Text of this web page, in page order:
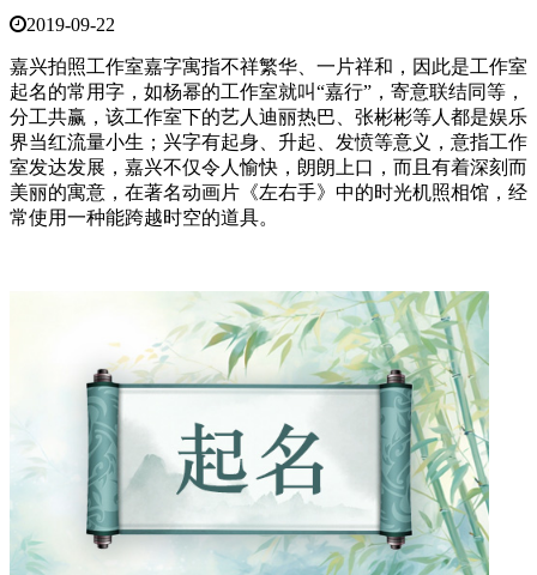
2019-09-22
嘉兴拍照工作室嘉字寓指不祥繁华、一片祥和，因此是工作室
起名的常用字，如杨幂的工作室就叫“嘉行”，寄意联结同等，
分工共赢，该工作室下的艺人迪丽热巴、张彬彬等人都是娱乐
界当红流量小生；兴字有起身、升起、发愤等意义，意指工作
室发达发展，嘉兴不仅令人愉快，朗朗上口，而且有着深刻而
美丽的寓意，在著名动画片《左右手》中的时光机照相馆，经
常使用一种能跨越时空的道具。